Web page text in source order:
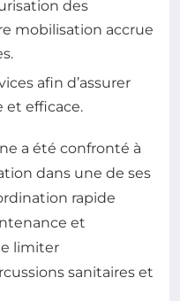
des
mobilisation accrue
afin d’assurer
et efficace.
a été confronté à
dans une de ses
rapide
et
limiter
sanitaires et